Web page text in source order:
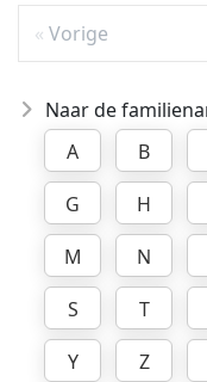
Vorige
Naar de
A
B
G
H
M
N
S
T
Y
Z